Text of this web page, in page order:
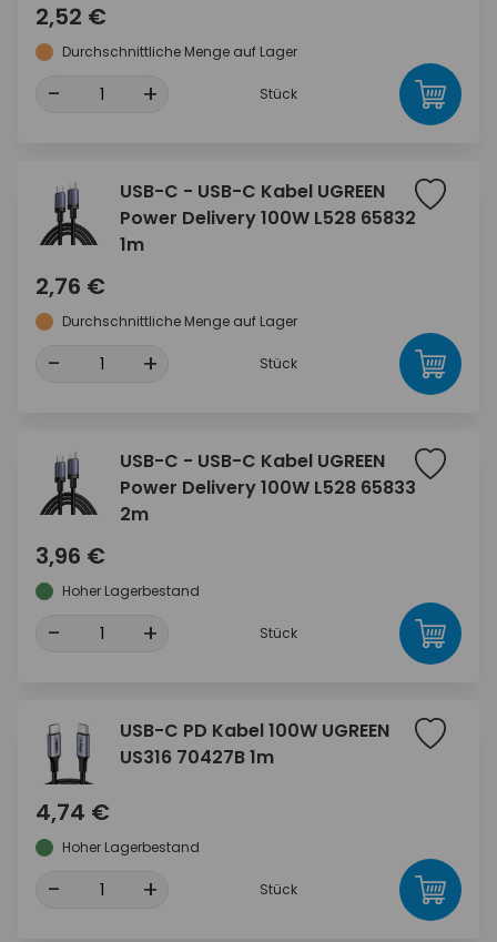
2,52 €
Durchschnittliche Menge auf Lager
- + Stück
USB-C - USB-C Kabel UGREEN
Power Delivery 100W L528 65832
1m
2,76 €
Durchschnittliche Menge auf Lager
- + Stück
USB-C - USB-C Kabel UGREEN
Power Delivery 100W L528 65833
2m
3,96 €
Hoher Lagerbestand
- + Stück
USB-C PD Kabel 100W UGREEN
US316 70427B 1m
4,74 €
Hoher Lagerbestand
- + Stück